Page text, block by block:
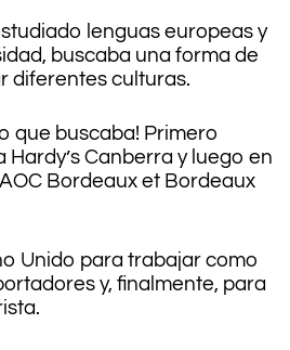
lenguas europeas y
buscaba una forma de
diferentes culturas.
que buscaba! Primero
Canberra y luego en
Bordeaux et Bordeaux
Unido para trabajar como
y, finalmente, para